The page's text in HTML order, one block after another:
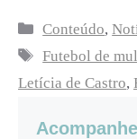
Categorias
Conteúdo,
Tags
Futebol de
Letícia de Castro,